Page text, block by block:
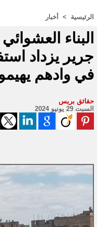
الرئيسية > أخبار
البناء
جرير يزداد
في وادهم
حقائق بريس
السبت 29 يونيو 2024